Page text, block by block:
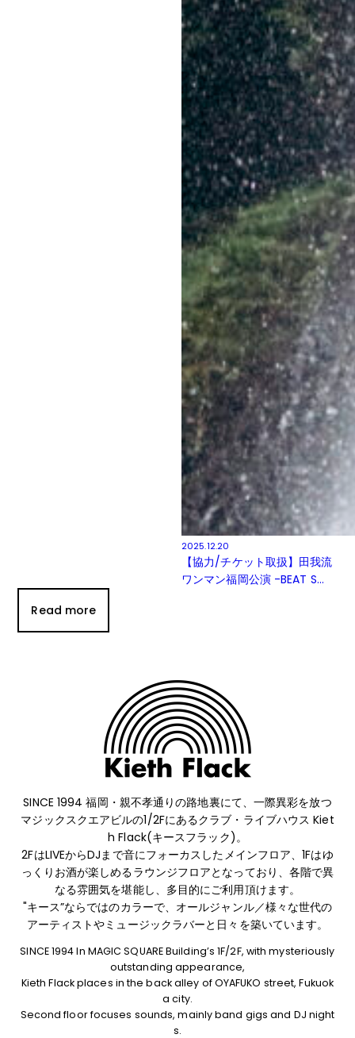
2025.12.20
【協力/チケット取扱】田我流
ワンマン福岡公演 -BEAT S...
Read more
SINCE 1994 福岡・親不孝通りの路地裏にて、 一際異彩を放つ
マジックスクエアビルの1/2Fにあるクラブ・ライブハウス Kiet
h Flack(キースフラック)。
2FはLIVEからDJまで音にフォーカスしたメインフロア、1Fはゆ
っくりお酒が楽しめるラウンジフロアとなっており、 各階で異
なる雰囲気を堪能し、多目的にご利用頂けます。
"キース”ならではのカラーで、オールジャンル／様々な世代の
アーティストやミュージックラバーと日々を築いています。
SINCE 1994 In MAGIC SQUARE Building’s 1F/2F, with mysteriously
outstanding appearance,
Kieth Flack places in the back alley of OYAFUKO street, Fukuok
a city.
Second floor focuses sounds, mainly band gigs and DJ night
s.